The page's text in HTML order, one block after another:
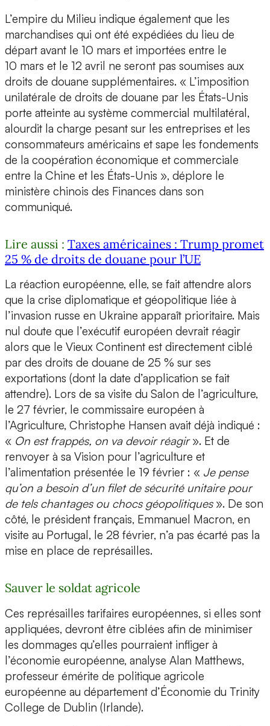
L’empire du Milieu indique également que les
marchandises qui ont été expédiées du lieu de
départ avant le 10 mars et importées entre le
10 mars et le 12 avril ne seront pas soumises aux
droits de douane supplémentaires. « L’imposition
unilatérale de droits de douane par les États-Unis
porte atteinte au système commercial multilatéral,
alourdit la charge pesant sur les entreprises et les
consommateurs américains et sape les fondements
de la coopération économique et commerciale
entre la Chine et les États-Unis », déplore le
ministère chinois des Finances dans son
communiqué.
Lire aussi : Taxes américaines : Trump promet
25 % de droits de douane pour l’UE
La réaction européenne, elle, se fait attendre alors
que la crise diplomatique et géopolitique liée à
l’invasion russe en Ukraine apparaît prioritaire. Mais
nul doute que l’exécutif européen devrait réagir
alors que le Vieux Continent est directement ciblé
par des droits de douane de 25 % sur ses
exportations (dont la date d’application se fait
attendre). Lors de sa visite du Salon de l’agriculture,
le 27 février, le commissaire européen à
l’Agriculture, Christophe Hansen avait déjà indiqué :
« On est frappés, on va devoir réagir». Et de
renvoyer à sa Vision pour l’agriculture et
l’alimentation présentée le 19 février : « Je pense
qu’on a besoin d’un filet de sécurité unitaire pour
de tels chantages ou chocs géopolitiques». De son
côté, le président français, Emmanuel Macron, en
visite au Portugal, le 28 février, n’a pas écarté pas la
mise en place de représailles.
Sauver le soldat agricole
Ces représailles tarifaires européennes, si elles sont
appliquées, devront être ciblées afin de minimiser
les dommages qu’elles pourraient infliger à
l’économie européenne, analyse Alan Matthews,
professeur émérite de politique agricole
européenne au département d’Économie du Trinity
College de Dublin (Irlande).